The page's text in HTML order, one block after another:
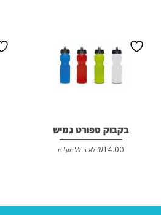
בקבוק ספורט גמיש
₪14.00 לא כולל מע"מ